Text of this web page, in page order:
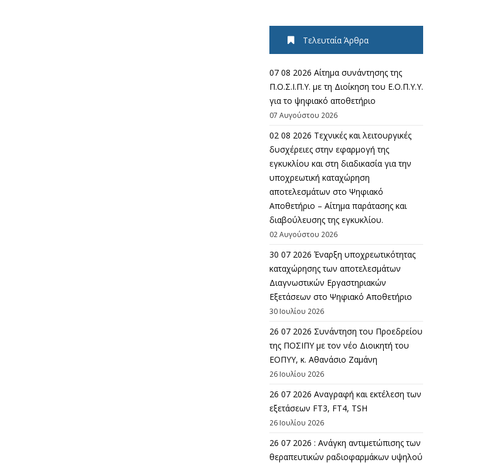
Τελευταία Άρθρα
07 08 2026 Αίτημα συνάντησης της
Π.Ο.Σ.Ι.Π.Υ. με τη Διοίκηση του Ε.Ο.Π.Υ.Υ.
για το ψηφιακό αποθετήριο
07 Αυγούστου 2026
02 08 2026 Τεχνικές και λειτουργικές
δυσχέρειες στην εφαρμογή της
εγκυκλίου και στη διαδικασία για την
υποχρεωτική καταχώρηση
αποτελεσμάτων στο Ψηφιακό
Αποθετήριο – Αίτημα παράτασης και
διαβούλευσης της εγκυκλίου.
02 Αυγούστου 2026
30 07 2026 Έναρξη υποχρεωτικότητας
καταχώρησης των αποτελεσμάτων
Διαγνωστικών Εργαστηριακών
Εξετάσεων στο Ψηφιακό Αποθετήριο
30 Ιουλίου 2026
26 07 2026 Συνάντηση του Προεδρείου
της ΠΟΣΙΠΥ με τον νέο Διοικητή του
ΕΟΠΥΥ, κ. Αθανάσιο Ζαμάνη
26 Ιουλίου 2026
26 07 2026 Αναγραφή και εκτέλεση των
εξετάσεων FT3, FT4, TSH
26 Ιουλίου 2026
26 07 2026 : Ανάγκη αντιμετώπισης των
θεραπευτικών ραδιοφαρμάκων υψηλού